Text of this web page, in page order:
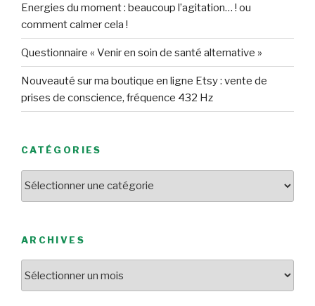
Energies du moment : beaucoup l’agitation… ! ou
comment calmer cela !
Questionnaire « Venir en soin de santé alternative »
Nouveauté sur ma boutique en ligne Etsy : vente de
prises de conscience, fréquence 432 Hz
CATÉGORIES
ARCHIVES